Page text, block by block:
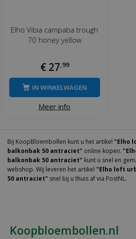
Elho Vibia campaba trough
70 honey yellow
€ 27,99
Meer info
IN WINKELWAGEN
Bij KoopBloembollen kunt u het artikel "Elho
balkonbak 50 antraciet" online kopen.
balkonbak 50 antraciet" kunt u snel en
webshop. Wij leveren het artikel "Elho loft
50 antraciet" snel bij u thuis af via PostNL.
Koopbloembollen.nl